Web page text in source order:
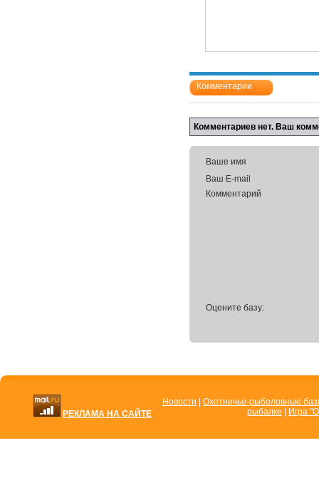
Комментарии
Комментариев нет. Ваш
Ваше имя
Ваш E-mail
Комментарий
Оцените базу:
РЕКЛАМА НА САЙТЕ
Новости
Охотничье-рыболовные
рыбалке
Игра